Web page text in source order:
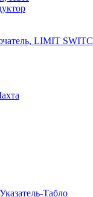
LIMIT
Табло